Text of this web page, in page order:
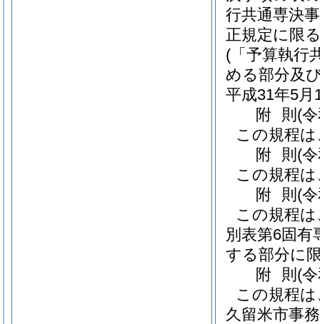
行共通専決
正規定に限
(「予算執行
める部分及
平成31年5
附 則 (
この規程
附 則 (
この規程
附 則 (
この規程
別表第6固有
する部分に
附 則 (
この規程
久留米市事